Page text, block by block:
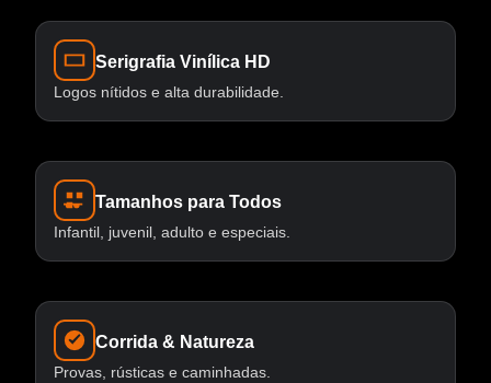
Serigrafia Vinílica HD
Logos nítidos e alta durabilidade.
Tamanhos para Todos
Infantil, juvenil, adulto e especiais.
Corrida & Natureza
Provas, rústicas e caminhadas.